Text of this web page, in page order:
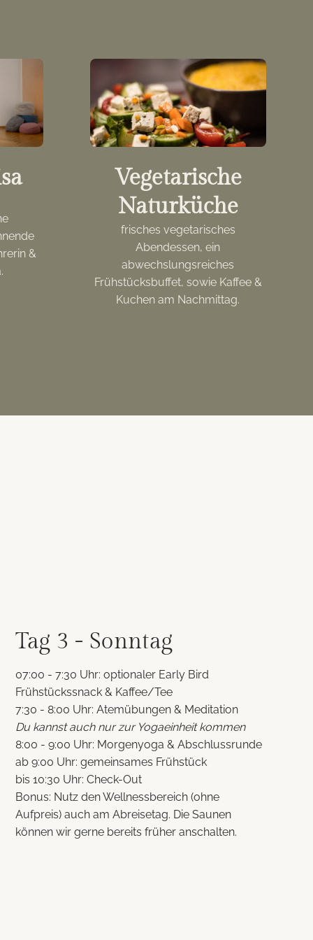
&
Vegetarische
Naturküche
frisches vegetarisches
Abendessen, ein
abwechslungsreiches
Frühstücksbuffet, sowie Kaffee &
Kuchen am Nachmittag.
Tag 3 - Sonntag
07:00 - 7:30 Uhr: optionaler Early Bird
Frühstückssnack & Kaffee/Tee
7:30 - 8:00 Uhr: Atemübungen & Meditation
Du kannst auch nur zur Yogaeinheit kommen
8:00 - 9:00 Uhr: Morgenyoga & Abschlussrunde
ab 9:00 Uhr: gemeinsames Frühstück
bis 10:30 Uhr: Check-Out
Bonus: Nutz den Wellnessbereich (ohne
Aufpreis) auch am Abreisetag. Die Saunen
können wir gerne bereits früher anschalten.